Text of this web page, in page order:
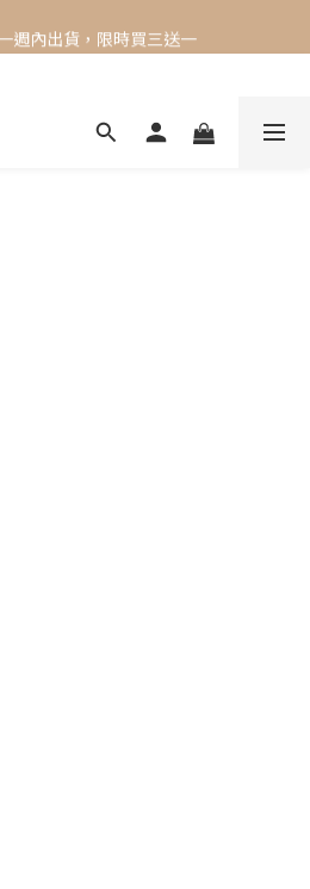
週內出貨，限時買三送一
週內出貨，限時買三送一
一週內出貨，限時買三送一